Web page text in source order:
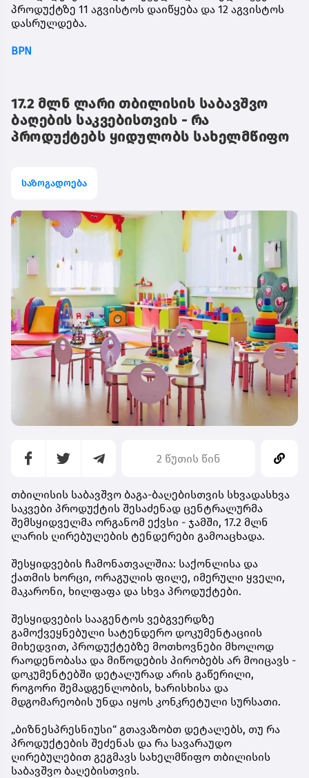
პროდუქტზე 11 აგვისტოს დაიწყება და 12 აგვისტოს
დასრულდება.
BPN
17.2 მლნ ლარი თბილისის საბავშვო
ბაღების საკვებისთვის - რა
პროდუქტებს ყიდულობს სახელმწიფო
საზოგადოება
2 წუთის წინ
თბილისის საბავშვო ბაგა-ბაღებისთვის სხვადასხვა
საკვები პროდუქტის შესაძენად ცენტრალურმა
შემსყიდველმა ორგანომ ექვსი - ჯამში, 17.2 მლნ
ლარის ღირებულების ტენდერები გამოაცხადა.
შესყიდვების ჩამონათვალშია: საქონლისა და
ქათმის ხორცი, ორაგულის ფილე, იმერული ყველი,
მაკარონი, ხილფაფა და სხვა პროდუქტები.
შესყიდვების სააგენტოს ვებგვერდზე
გამოქვეყნებული სატენდერო დოკუმენტაციის
მიხედვით, პროდუქტებზე მოთხოვნები მხოლოდ
რაოდენობასა და მიწოდების პირობებს არ მოიცავს -
დოკუმენტებში დეტალურად არის გაწერილი,
როგორი შემადგენლობის, ხარისხისა და
მდგომარეობის უნდა იყოს კონკრეტული სურსათი.
„ბიზნესპრესნიუსი“ გთავაზობთ დეტალებს, თუ რა
პროდუქტების შეძენას და რა სავარაუდო
ღირებულებით გეგმავს სახელმწიფო თბილისის
საბავშვო ბაღებისთვის.